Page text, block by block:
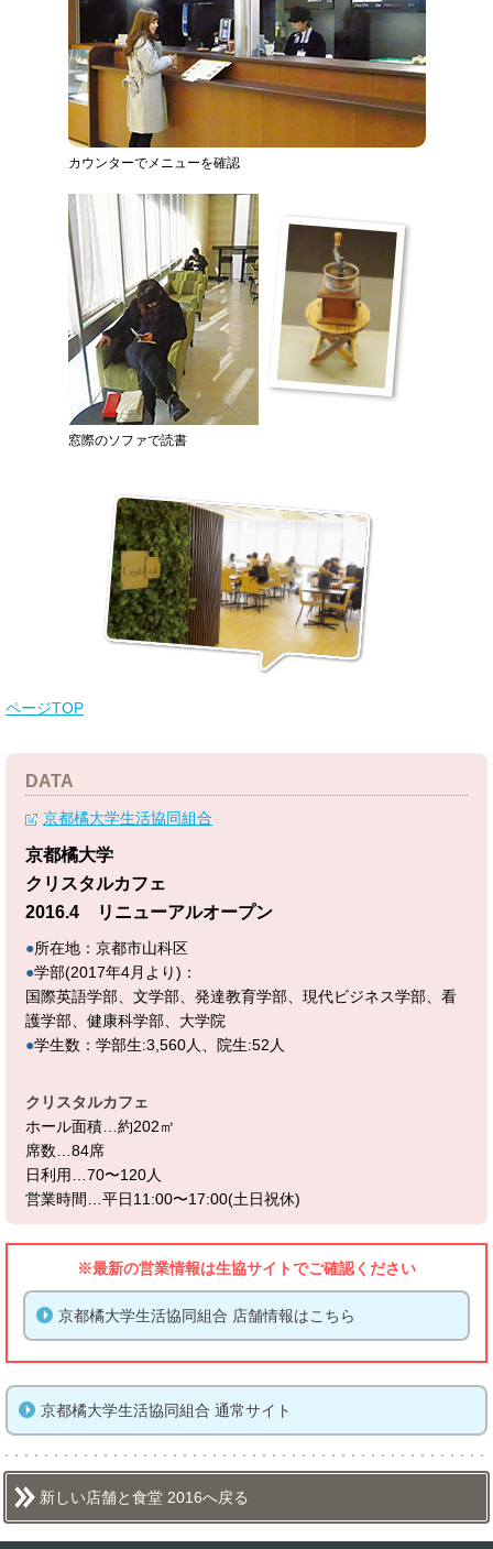
カウンターでメニューを確認
窓際のソファで読書
ページTOP
DATA
京都橘大学生活協同組合
京都橘大学
クリスタルカフェ
2016.4 リニューアルオープン
●所在地：京都市山科区
●学部(2017年4月より)：
国際英語学部、文学部、発達教育学部、現代ビジネス学部、看
護学部、健康科学部、大学院
●学生数：学部生:3,560人、院生:52人
クリスタルカフェ
ホール面積…約202㎡
席数…84席
日利用…70〜120人
営業時間…平日11:00〜17:00(土日祝休)
※最新の営業情報は生協サイトでご確認ください
京都橘大学生活協同組合 店舗情報はこちら
京都橘大学生活協同組合 通常サイト
新しい店舗と食堂 2016へ戻る